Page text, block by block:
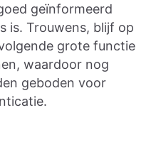
geïnformeerd
is. Trouwens, blijf op
grote functie
waardoor nog
geboden voor